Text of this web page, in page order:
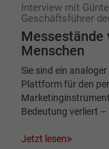
Interview mit
Geschäftsführer
Messestände
Menschen
Sie sind ein
Plattform für den
Bedeutung verliert –
Jetzt lesen